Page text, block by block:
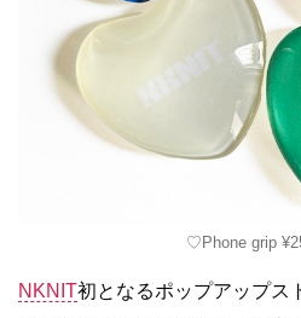
♡Phone grip
NKNIT初となるポップアップス